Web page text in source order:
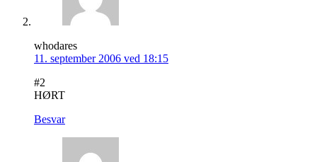
whodares
11. september 2006 ved 18:15
#2
HØRT
Besvar